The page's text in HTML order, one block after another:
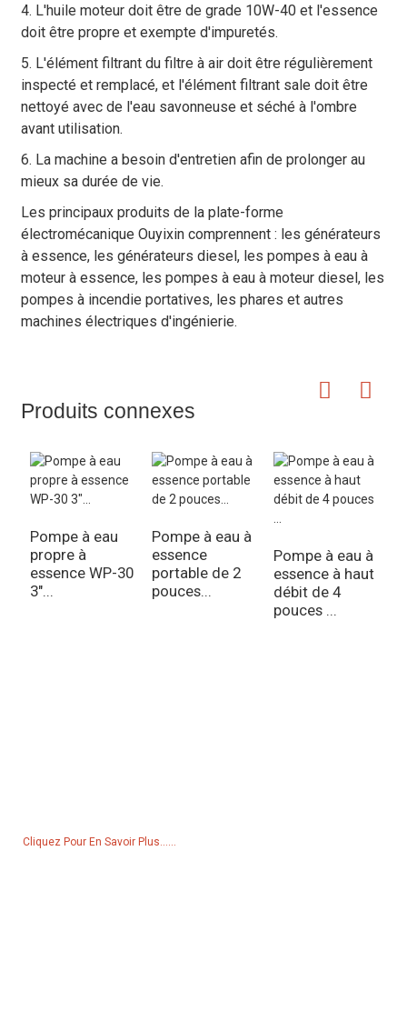
4. L'huile moteur doit être de grade 10W-40 et l'essence
doit être propre et exempte d'impuretés.
5. L'élément filtrant du filtre à air doit être régulièrement
inspecté et remplacé, et l'élément filtrant sale doit être
nettoyé avec de l'eau savonneuse et séché à l'ombre
avant utilisation.
6. La machine a besoin d'entretien afin de prolonger au
mieux sa durée de vie.
Les principaux produits de la plate-forme
électromécanique Ouyixin comprennent : les générateurs
à essence, les générateurs diesel, les pompes à eau à
moteur à essence, les pompes à eau à moteur diesel, les
pompes à incendie portatives, les phares et autres
machines électriques d'ingénierie.
Produits connexes
Pompe à eau
propre à
essence WP-30
3"...
Pompe à eau à
essence
portable de 2
pouces...
Pompe à eau à
essence à haut
débit de 4
pouces ...
Cliquez Pour En Savoir Plus......